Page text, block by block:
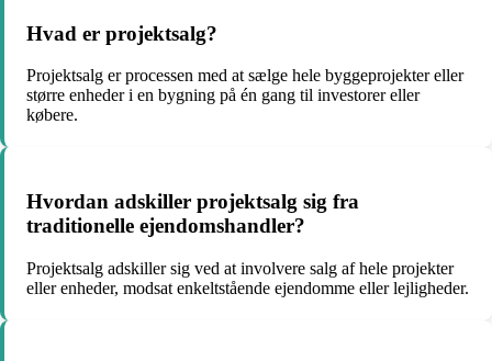
Hvad er projektsalg?
Projektsalg er processen med at sælge hele byggeprojekter eller
større enheder i en bygning på én gang til investorer eller
købere.
Hvordan adskiller projektsalg sig fra
traditionelle ejendomshandler?
Projektsalg adskiller sig ved at involvere salg af hele projekter
eller enheder, modsat enkeltstående ejendomme eller lejligheder.